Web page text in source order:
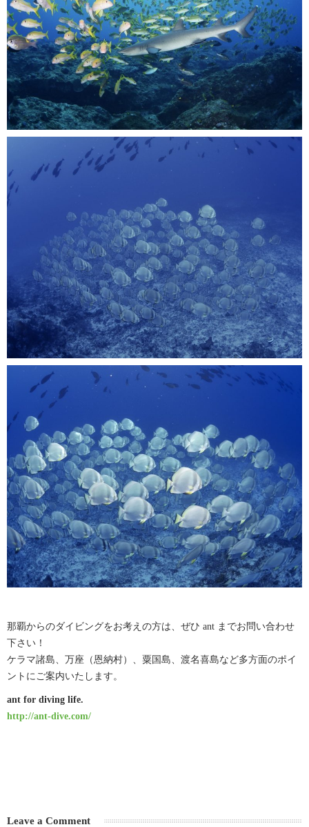
那覇からのダイビングをお考えの方は、ぜひ ant までお問い合わせ
下さい！
ケラマ諸島、万座（恩納村）、粟国島、渡名喜島など多方面のポイ
ントにご案内いたします。
ant for diving life.
http://ant-dive.com/
Leave a Comment